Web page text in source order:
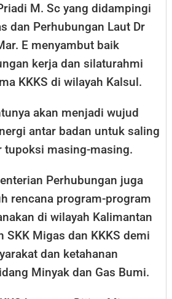
M. Sc yang didampingi
dan Perhubungan Laut Dr
E menyambut baik
kerja dan silaturahmi
KKKS di wilayah Kalsul.
akan menjadi wujud
antar badan untuk saling
tupoksi masing-masing.
Perhubungan juga
rencana program-program
di wilayah Kalimantan
SKK Migas dan KKKS demi
dan ketahanan
Minyak dan Gas Bumi.